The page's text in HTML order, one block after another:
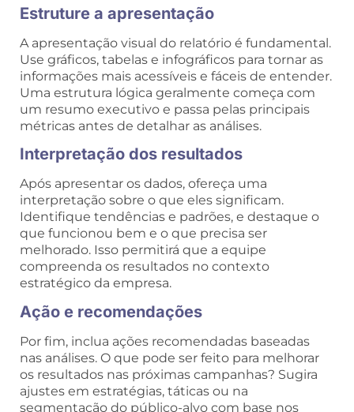
Estruture a apresentação
A apresentação visual do relatório é fundamental.
Use gráficos, tabelas e infográficos para tornar as
informações mais acessíveis e fáceis de entender.
Uma estrutura lógica geralmente começa com
um resumo executivo e passa pelas principais
métricas antes de detalhar as análises.
Interpretação dos resultados
Após apresentar os dados, ofereça uma
interpretação sobre o que eles significam.
Identifique tendências e padrões, e destaque o
que funcionou bem e o que precisa ser
melhorado. Isso permitirá que a equipe
compreenda os resultados no contexto
estratégico da empresa.
Ação e recomendações
Por fim, inclua ações recomendadas baseadas
nas análises. O que pode ser feito para melhorar
os resultados nas próximas campanhas? Sugira
ajustes em estratégias, táticas ou na
segmentação do público-alvo com base nos